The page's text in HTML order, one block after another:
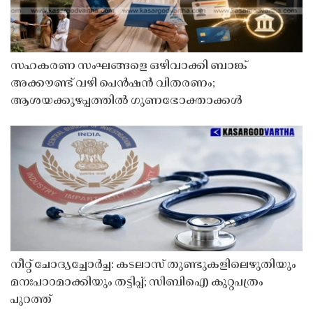
സഹകരണ സംഘങ്ങളെ ഒഴിവാക്കി ബാങ്ക്
അക്കൗണ്ട് വഴി പെൻഷൻ വിതരണം;
ആശയക്കുഴപ്പത്തിൽ ഗുണഭോക്താക്കൾ
നീറ്റ് ചോദ്യച്ചോർച്ച: കടലാസ് തുണ്ടുകളിലെഴുതിയും
മനഃപാഠമാക്കിയും തട്ടിപ്പ്; സിബിഐ കുറ്റപത്രം
പുറത്ത്